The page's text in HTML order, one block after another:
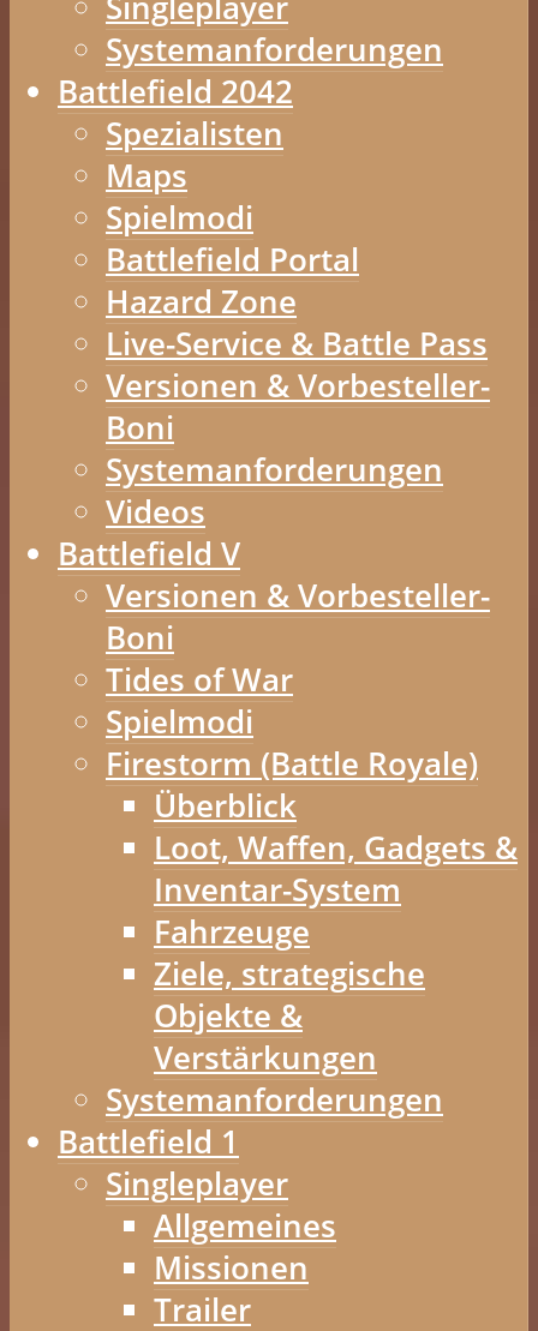
Systemanforderungen
Battlefield 2042
Spezialisten
Maps
Spielmodi
Battlefield Portal
Hazard Zone
Live-Service & Battle Pass
Versionen & Vorbesteller-
Boni
Systemanforderungen
Videos
Battlefield V
Versionen & Vorbesteller-
Boni
Tides of War
Spielmodi
Firestorm (Battle Royale)
Überblick
Loot, Waffen, Gadgets &
Inventar-System
Fahrzeuge
Ziele, strategische
Objekte &
Verstärkungen
Systemanforderungen
Battlefield 1
Singleplayer
Allgemeines
Missionen
Trailer